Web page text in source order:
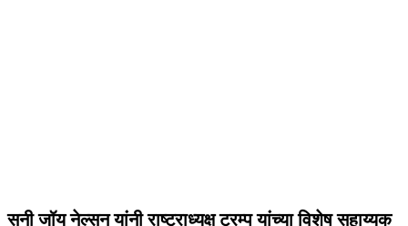
सनी जॉय नेल्सन यांनी राष्ट्राध्यक्ष ट्रम्प यांच्या विशेष सहाय्यक